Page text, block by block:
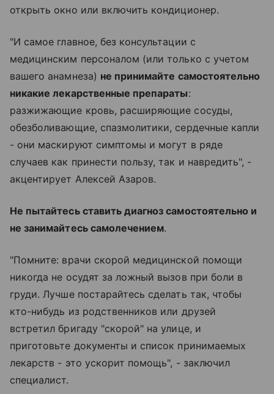
открыть окно или включить кондиционер.
"И самое главное, без консультации с
медицинским персоналом (или только с учетом
вашего анамнеза) не принимайте самостоятельно
никакие лекарственные препараты:
разжижающие кровь, расширяющие сосуды,
обезболивающие, спазмолитики, сердечные капли
- они маскируют симптомы и могут в ряде
случаев как принести пользу, так и навредить", -
акцентирует Алексей Азаров.
Не пытайтесь ставить диагноз самостоятельно и
не занимайтесь самолечением.
"Помните: врачи скорой медицинской помощи
никогда не осудят за ложный вызов при боли в
груди. Лучше постарайтесь сделать так, чтобы
кто-нибудь из родственников или друзей
встретил бригаду "скорой" на улице, и
приготовьте документы и список принимаемых
лекарств - это ускорит помощь", - заключил
специалист.